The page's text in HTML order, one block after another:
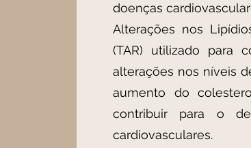
doenças
Alterações nos
(TAR) utilizado para
alterações nos níveis
aumento do
contribuir para o
cardiovasculares.